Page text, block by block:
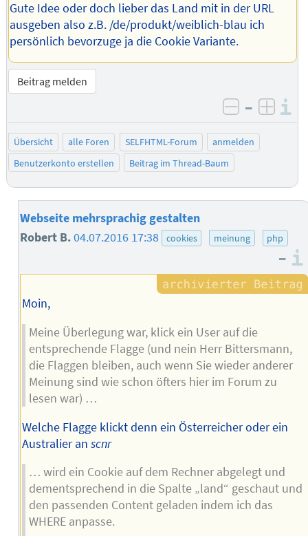
Gute Idee oder doch lieber das Land mit in der URL
ausgeben also z.B. /de/produkt/weiblich-blau ich
persönlich bevorzuge ja die Cookie Variante.
Beitrag melden
negativ
–
Übersicht alle Foren SELFHTML-Forum
anmelden
Benutzerkonto erstellen
Beitrag im Thread-Baum
Webseite mehrsprachig gestalten
Robert B.04.07.2016 17:38 cookies meinung php
–
Moin,
Meine Überlegung war, klick ein User auf die
entsprechende Flagge (und nein Herr Bittersmann,
die Flaggen bleiben, auch wenn Sie wieder anderer
Meinung sind wie schon öfters hier im Forum zu
lesen war) …
Welche Flagge klickt denn ein Österreicher oder ein
Australier an scnr
… wird ein Cookie auf dem Rechner abgelegt und
dementsprechend in die Spalte „land“ geschaut und
den passenden Content geladen indem ich das
WHERE anpasse.